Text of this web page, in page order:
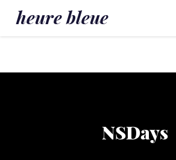
heure bleue
NSDays